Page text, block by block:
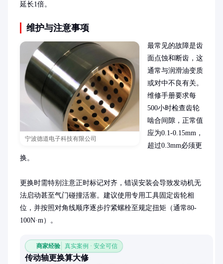
延长1倍。
维护与注意事项
宁波德道电子科技有限公司
最常见的故障是齿
面点蚀和断齿，这
通常与润滑油变质
或对中不良有关。
维修手册要求每
500小时检查齿轮
啮合间隙，正常值
应为0.1-0.15mm，
超过0.3mm必须更
换。
更换时需特别注意正时标记对齐，错误安装会导致发动机无
法启动甚至气门碰撞活塞。建议使用专用工具固定齿轮相
位，并按照对角线顺序逐步拧紧螺栓至规定扭矩（通常80-
100N·m）。
商家经验 真实案例 · 安全可信
传动轴更换算大修